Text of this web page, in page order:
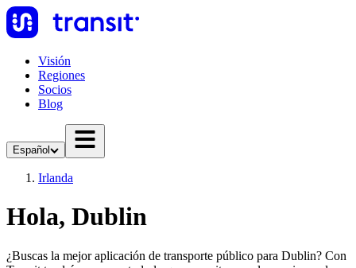
Visión
Regiones
Socios
Blog
Español
Irlanda
Hola, Dublin
¿Buscas la mejor aplicación de transporte público para Dublin? Con